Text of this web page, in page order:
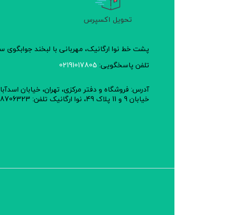
تحویل اکسپرس
پشت خط نوا ارگانیک، مهربانی با لبخند
تلفن پاسخگویی: 02191017805
آدرس: فروشگاه و دفتر مرکزی، تهران، خیابان
خیابان 9 و 11 پلاک 49، نوا ارگانیک تلفن: 02188706323